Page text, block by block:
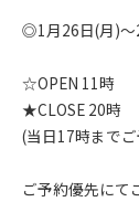
◎1月26日(月)〜
☆OPEN 11時
★CLOSE 20時
(当日17時まで
ご予約優先にて